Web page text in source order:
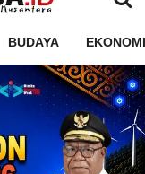
BUDAYA EKONOMI